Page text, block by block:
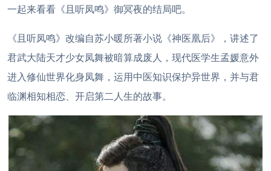
一起来看看《且听凤鸣》御冥夜的结局吧。
《且听凤鸣》改编自苏小暖所著小说《神医凰后》，讲述了
君武大陆天才少女凤舞被暗算成废人，现代医学生孟媛意外
进入修仙世界化身凤舞，运用中医知识保护异世界，并与君
临渊相知相恋、开启第二人生的故事。